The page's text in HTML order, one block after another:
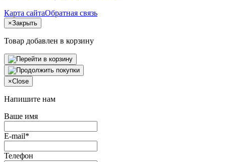
Карта сайтаОбратная связь
×Закрыть
Товар добавлен в корзину
×Close
Напишите нам
Ваше имя
E-mail*
Телефон